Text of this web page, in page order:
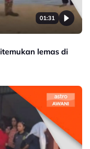
01:31
lemas di